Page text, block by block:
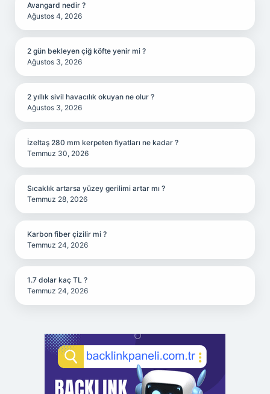
Avangard nedir ?
Ağustos 4, 2026
2 gün bekleyen çiğ köfte yenir mi ?
Ağustos 3, 2026
2 yıllık sivil havacılık okuyan ne olur ?
Ağustos 3, 2026
İzeltaş 280 mm kerpeten fiyatları ne kadar ?
Temmuz 30, 2026
Sıcaklık artarsa yüzey gerilimi artar mı ?
Temmuz 28, 2026
Karbon fiber çizilir mi ?
Temmuz 24, 2026
1.7 dolar kaç TL ?
Temmuz 24, 2026